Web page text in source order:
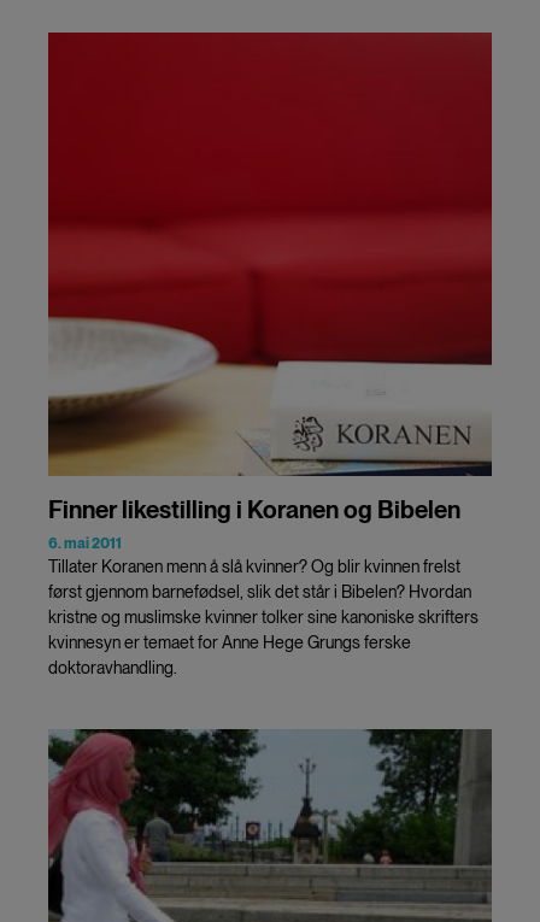
Finner likestilling i Koranen og Bibelen
6. mai 2011
Tillater Koranen menn å slå kvinner? Og blir kvinnen frelst
først gjennom barnefødsel, slik det står i Bibelen? Hvordan
kristne og muslimske kvinner tolker sine kanoniske skrifters
kvinnesyn er temaet for Anne Hege Grungs ferske
doktoravhandling.